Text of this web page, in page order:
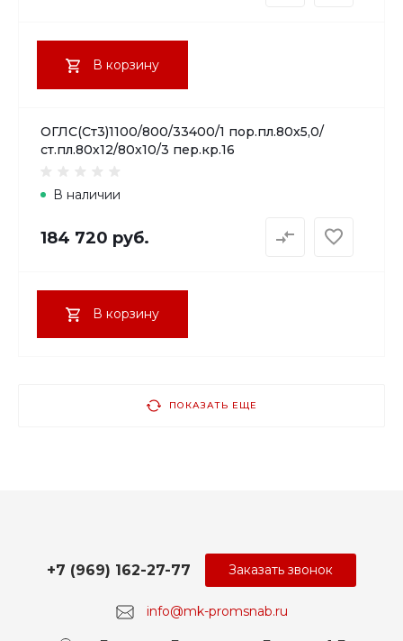
В корзину
ОГЛС(Ст3)1100/800/33400/1 пор.пл.80х5,0/
ст.пл.80х12/80х10/3 пер.кр.16
В наличии
184 720 руб.
В корзину
ПОКАЗАТЬ ЕЩЕ
info@mk-promsnab.ru
+7 (969) 162-27-77 Заказать звонок